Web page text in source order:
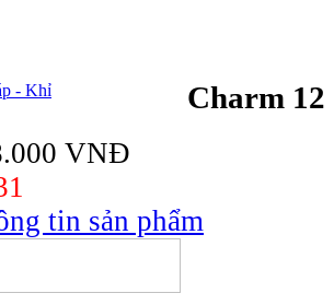
Charm
VNĐ
tin sản phẩm